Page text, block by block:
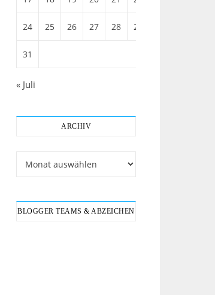
24 25 26 27 28 29
31
« Juli
ARCHIV
BLOGGER TEAMS & ABZEICHEN